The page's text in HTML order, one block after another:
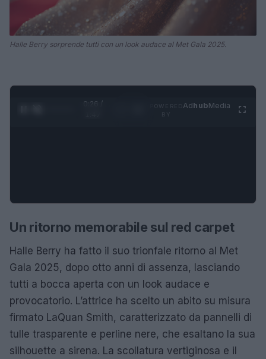
Halle Berry sorprende tutti con un look audace al Met Gala 2025.
0:27 /
AdhubMedia
Un ritorno memorabile sul red carpet
Halle Berry ha fatto il suo trionfale ritorno al Met
Gala 2025, dopo otto anni di assenza, lasciando
tutti a bocca aperta con un look audace e
provocatorio. L’attrice ha scelto un abito su misura
firmato LaQuan Smith, caratterizzato da pannelli di
tulle trasparente e perline nere, che esaltano la sua
silhouette a sirena. La scollatura vertiginosa e il